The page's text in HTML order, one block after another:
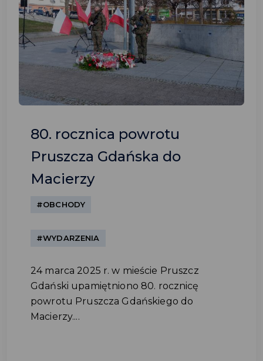
80. rocznica powrotu
Pruszcza Gdańska do
Macierzy
#OBCHODY
#WYDARZENIA
24 marca 2025 r. w mieście Pruszcz
Gdański upamiętniono 80. rocznicę
powrotu Pruszcza Gdańskiego do
Macierzy....